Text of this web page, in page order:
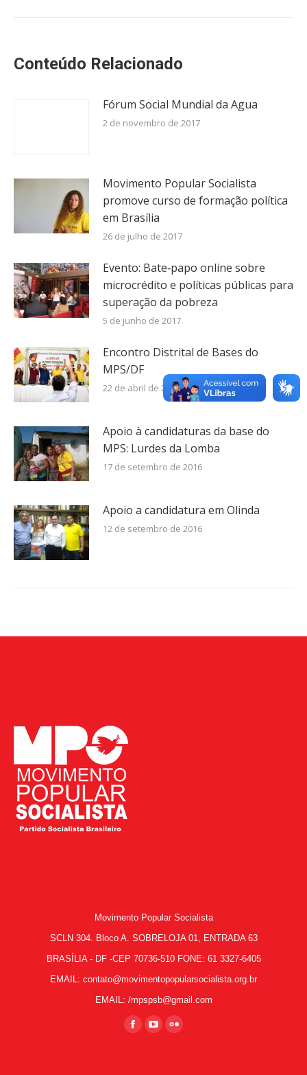
Conteúdo Relacionado
Fórum Social Mundial da Agua
2 de novembro de 2017
Movimento Popular Socialista
promove curso de formação política
em Brasília
26 de julho de 2017
Evento: Bate‐papo online sobre
microcrédito e políticas públicas para
superação da pobreza
5 de junho de 2017
Encontro Distrital de Bases do
MPS/DF
22 de abril de 2017
Apoio à candidaturas da base do
MPS: Lurdes da Lomba
17 de setembro de 2016
Apoio a candidatura em Olinda
12 de setembro de 2016
Movimento Popular Socialista
SCLN 304. Bloco A. SOBRELOJA 01, ENTRADA 63
BRASÍLIA - DF -CEP 70736-510 FONE: 61 3327-6405
EMAIL: contato@movimentopopularsocialista.org.br
EMAIL: /mpspsb@gmail.com
Facebook
YouTubeFlickr